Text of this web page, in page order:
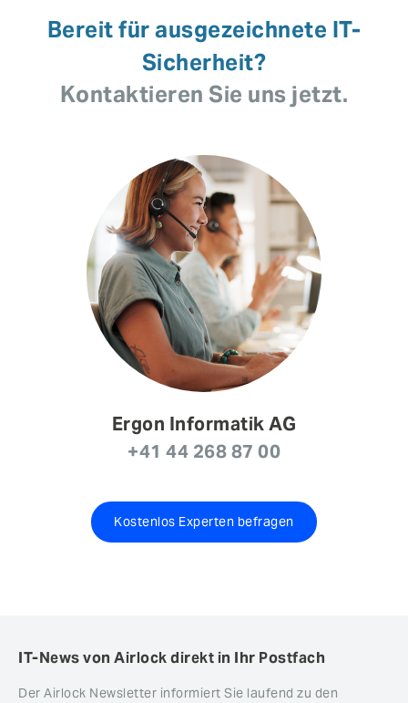
Bereit für ausgezeichnete IT-
Sicherheit?
Kontaktieren Sie uns jetzt.
Ergon Informatik AG
+41 44 268 87 00
Kostenlos Experten befragen
IT-News von Airlock direkt in Ihr Postfach
Der Airlock Newsletter informiert Sie laufend zu den